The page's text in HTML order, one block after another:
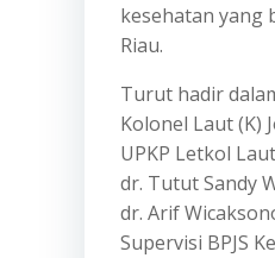
kesehatan yang
Riau.
Turut hadir
Kolonel Laut (K)
UPKP Letkol
dr. Tutut Sandy
dr. Arif
Supervisi BPJS